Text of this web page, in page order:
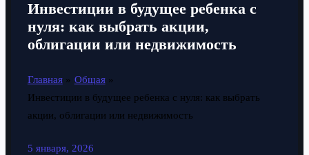
Инвестиции в будущее ребенка с
нуля: как выбрать акции,
облигации или недвижимость
Главная
Общая
Инвестиции в будущее ребенка с нуля: как выбрать
акции, облигации или недвижимость
5 января, 2026